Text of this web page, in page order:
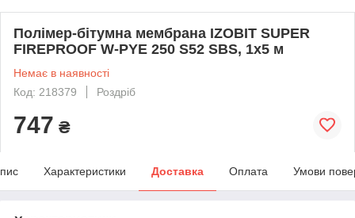
Полімер-бітумна мембрана IZOBIT SUPER
FIREPROOF W-PYE 250 S52 SBS, 1х5 м
Немає в наявності
Код: 218379
Роздріб
747 ₴
Характеристики Доставка Оплата Умови